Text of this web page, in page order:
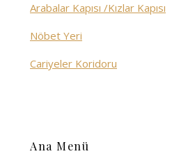
Arabalar Kapısı /Kızlar Kapısı
Nöbet Yeri
Cariyeler Koridoru
Ana Menü